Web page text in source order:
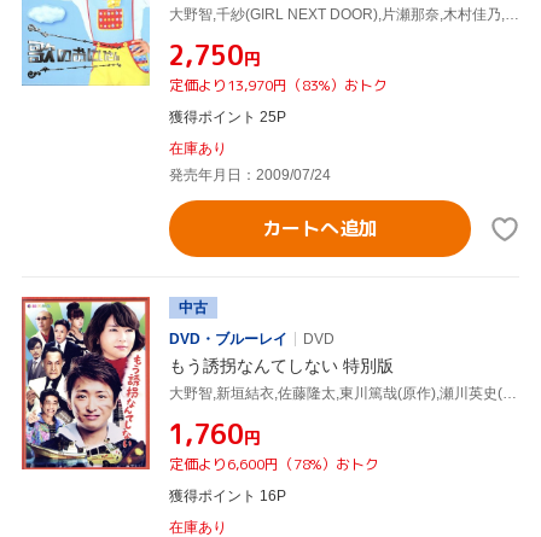
大野智,千紗(GIRL NEXT DOOR),片瀬那奈,木村佳乃,辻陽(音楽)
¥2,750円
定価より13,970円（83%）おトク
獲得ポイント 25P
在庫あり
発売年月日：2009/07/24
カートへ追加
中古
DVD・ブルーレイ
DVD
もう誘拐なんてしない 特別版
大野智,新垣結衣,佐藤隆太,東川篤哉(原作),瀬川英史(音楽)
¥1,760円
定価より6,600円（78%）おトク
獲得ポイント 16P
在庫あり